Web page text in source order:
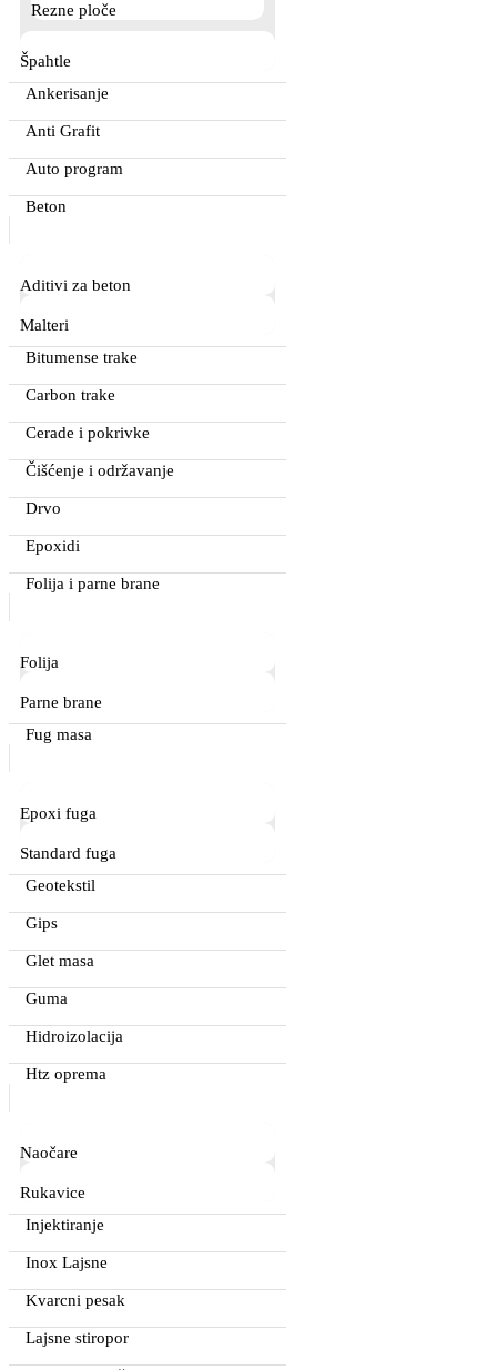
Rezne ploče
Špahtle
Ankerisanje
Anti Grafit
Auto program
Beton
Aditivi za beton
Malteri
Bitumense trake
Carbon trake
Cerade i pokrivke
Čišćenje i održavanje
Drvo
Epoxidi
Folija i parne brane
Folija
Parne brane
Fug masa
Epoxi fuga
Standard fuga
Geotekstil
Gips
Glet masa
Guma
Hidroizolacija
Htz oprema
Naočare
Rukavice
Injektiranje
Inox Lajsne
Kvarcni pesak
Lajsne stiropor